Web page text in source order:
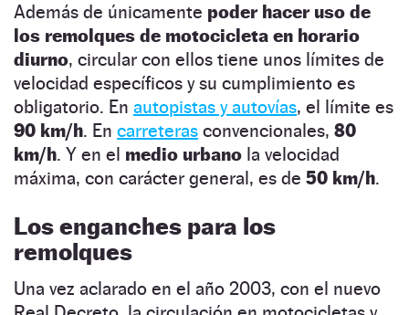
Además de únicamente poder hacer uso de
los remolques de motocicleta en horario
diurno, circular con ellos tiene unos límites de
velocidad específicos y su cumplimiento es
obligatorio. En autopistas y autovías, el límite es
90 km/h. En carreteras convencionales, 80
km/h. Y en el medio urbano la velocidad
máxima, con carácter general, es de 50 km/h.
Los enganches para los
remolques
Una vez aclarado en el año 2003, con el nuevo